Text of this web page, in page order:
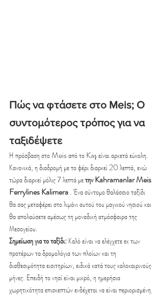
Πώς να φτάσετε στο Meis; Ο
συντομότερος τρόπος για να
ταξιδέψετε
Η πρόσβαση στο Meis από το Kaş είναι αρκετά εύκολη.
Κανονικά, η διαδρομή με το φέρι διαρκεί 20 λεπτά, ενώ
τώρα διαρκεί μόλις 7 λεπτά με την Kahramanlar Meis
Ferrylines Kalimera . Ένα σύντομο θαλάσσιο ταξίδι
θα σας μεταφέρει στο λιμάνι αυτού του μαγικού νησιού και
θα απολαύσετε αμέσως τη μοναδική ατμόσφαιρα της
Μεσογείου.
Σημείωση για το ταξίδι: Καλό είναι να ελέγχετε εκ των
προτέρων τα δρομολόγια των πλοίων και τη
διαθεσιμότητα εισιτηρίων, ειδικά κατά τους καλοκαιρινούς
μήνες. Επειδή το νησί είναι μικρό, η ημερήσια
χωρητικότητα επισκεπτών ενδέχεται να είναι περιορισμένη.